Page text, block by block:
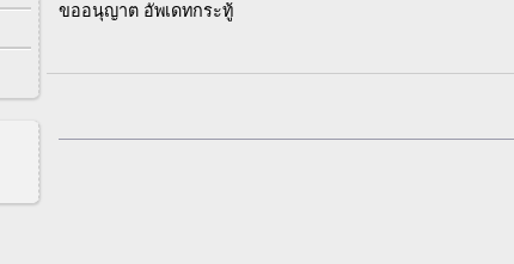
ขออนุญาต อัพเดทกระทู้